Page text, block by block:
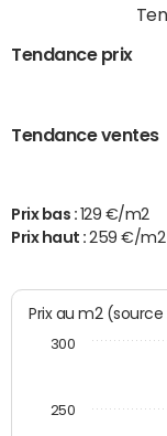
Tendance prix
Tendance ventes
Prix bas : 129 €/m2
Prix haut :259 €/m2
Prix au m2
250
300